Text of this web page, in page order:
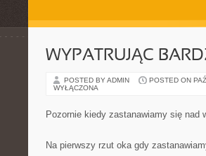
WYPATRUJĄC
POSTED BY ADMIN POSTED ON
WYŁĄCZONA
Pozornie kiedy zastanawiamy się nad
Na pierwszy rzut oka gdy